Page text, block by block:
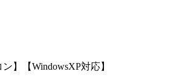
】【WindowsXP対応】